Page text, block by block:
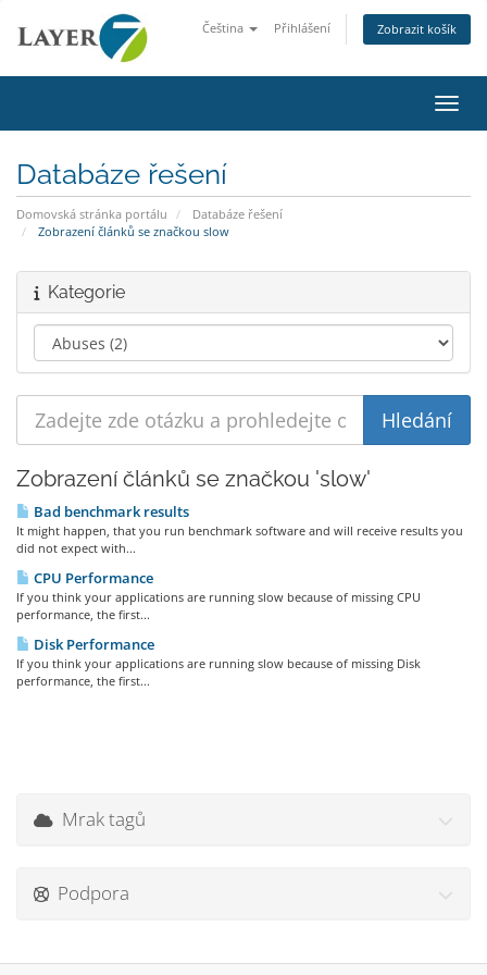
Čeština Přihlášení Zobrazit košík
Databáze řešení
Domovská stránka portálu
Databáze řešení
Zobrazení článků se značkou slow
Kategorie
Zobrazení článků se značkou 'slow'
Bad benchmark results
It might happen, that you run benchmark software and will receive results you
did not expect with...
CPU Performance
If you think your applications are running slow because of missing CPU
performance, the first...
Disk Performance
If you think your applications are running slow because of missing Disk
performance, the first...
Mrak tagů
Podpora